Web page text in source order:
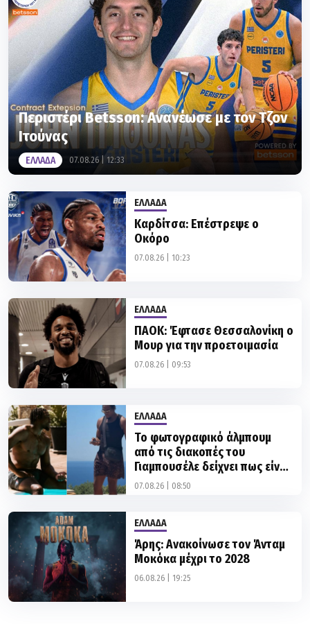
Περιστέρι Betsson: Ανανέωσε με τον Τζον
Ιτούνας
ΕΛΛΑΔΑ 07.08.26 | 12:33
ΕΛΛΑΔΑ
Καρδίτσα: Επέστρεψε ο
Οκόρο
07.08.26 | 10:23
ΕΛΛΑΔΑ
ΠΑΟΚ: Έφτασε Θεσσαλονίκη ο
Μουρ για την προετοιμασία
07.08.26 | 09:53
ΕΛΛΑΔΑ
Το φωτογραφικό άλμπουμ
από τις διακοπές του
Γιαμπουσέλε δείχνει πως είναι
«φέτες» (pics)
07.08.26 | 08:50
ΕΛΛΑΔΑ
Άρης: Ανακοίνωσε τον Άνταμ
Μοκόκα μέχρι το 2028
06.08.26 | 19:25